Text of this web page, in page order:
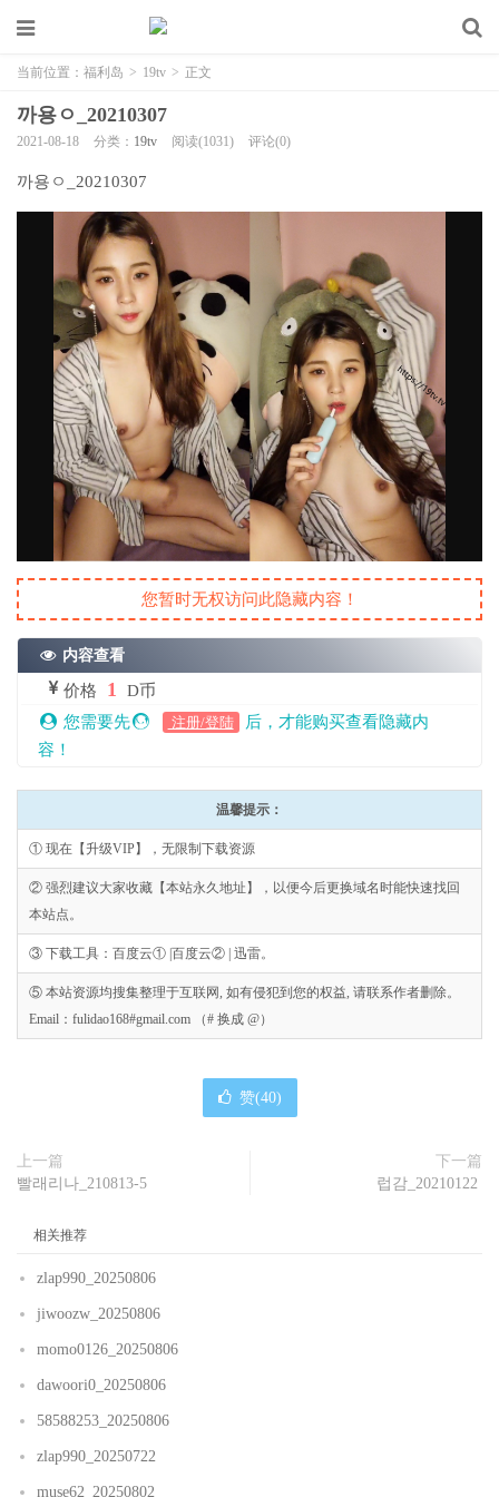
当前位置： 福利岛 > 19tv > 正文
까용ㅇ_20210307
2021-08-18 分类： 19tv 阅读(1031) 评论(0)
까용ㅇ_20210307
您暂时无权访问此隐藏内容！
内容查看
价格 1
D币
您需要先
注册/登陆
后，才能购买查看隐藏内
容！
温馨提示：
① 现在【升级VIP】，无限制下载资源
② 强烈建议大家收藏【本站永久地址】，以便今后更换域名时能快速找回
本站点。
③ 下载工具：百度云① |百度云② | 迅雷。
⑤ 本站资源均搜集整理于互联网, 如有侵犯到您的权益, 请联系作者删除。
Email：fulidao168#gmail.com （# 换成 @）
赞(40)
上一篇
빨래리나_210813-5
下一篇
럽감_20210122
相关推荐
zlap990_20250806
jiwoozw_20250806
momo0126_20250806
dawoori0_20250806
58588253_20250806
zlap990_20250722
muse62_20250802